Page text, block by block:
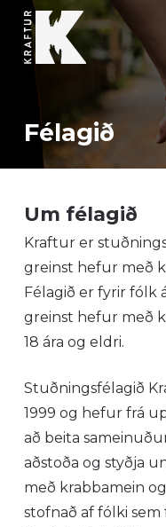
Skip
main
Félagið
Um félagið
Kraftur er
greinst hefur með
Félagið er fyrir fólk
greinst hefur með
18 ára og eldri.
Stuðningsfélagið
1999 og hefur frá
að beita
aðstoða og styðja
með krabbamein
stofnað af fólki